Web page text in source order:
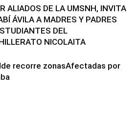
ALIADOS DE LA UMSNH, INVITA
ÁVILA A MADRES Y PADRES
DEL
NICOLAITA
recorre zonasAfectadas por